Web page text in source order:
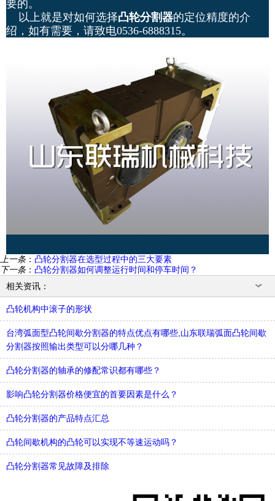
要的。
以上就是对如何选择凸轮分割器的定位精度的介
绍，如有需要，请致电0536-6888315。
上一条： 凸轮分割器在选型过程中的三大要素
下一条： 凸轮分割器如何调整运行时间和停车时间？
相关资讯：
凸轮机构中滚子的形状
​台湾弧面型凸轮间歇分割器的特点优点有哪些,山东联瑞弧面凸轮间歇
分割器按照输出类型可以分哪几种？
凸轮分割器的轴承的修配常识都有哪些？
影响凸轮分割器价格便宜的首要因素是什么？
凸轮分割器的产品特点汇总
​凸轮间歇机构的凸轮可以实现不等速运动吗？
凸轮分割器常见故障及排除